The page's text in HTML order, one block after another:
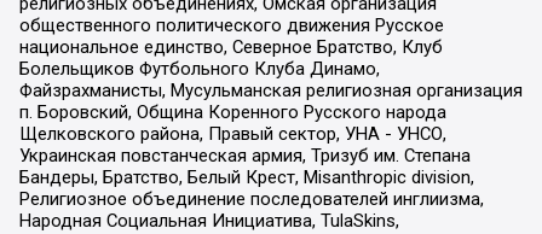
общественного политического движения Русское
национальное единство, Северное Братство, Клуб
Болельщиков Футбольного Клуба Динамо,
Файзрахманисты, Мусульманская религиозная организация
п. Боровский, Община Коренного Русского народа
Щелковского района, Правый сектор, УНА - УНСО,
Украинская повстанческая армия, Тризуб им. Степана
Бандеры, Братство, Белый Крест, Misanthropic division,
Религиозное объединение последователей инглиизма,
Народная Социальная Инициатива, TulaSkins,